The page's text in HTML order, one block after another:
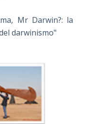
Mr Darwin?: la
darwinismo"